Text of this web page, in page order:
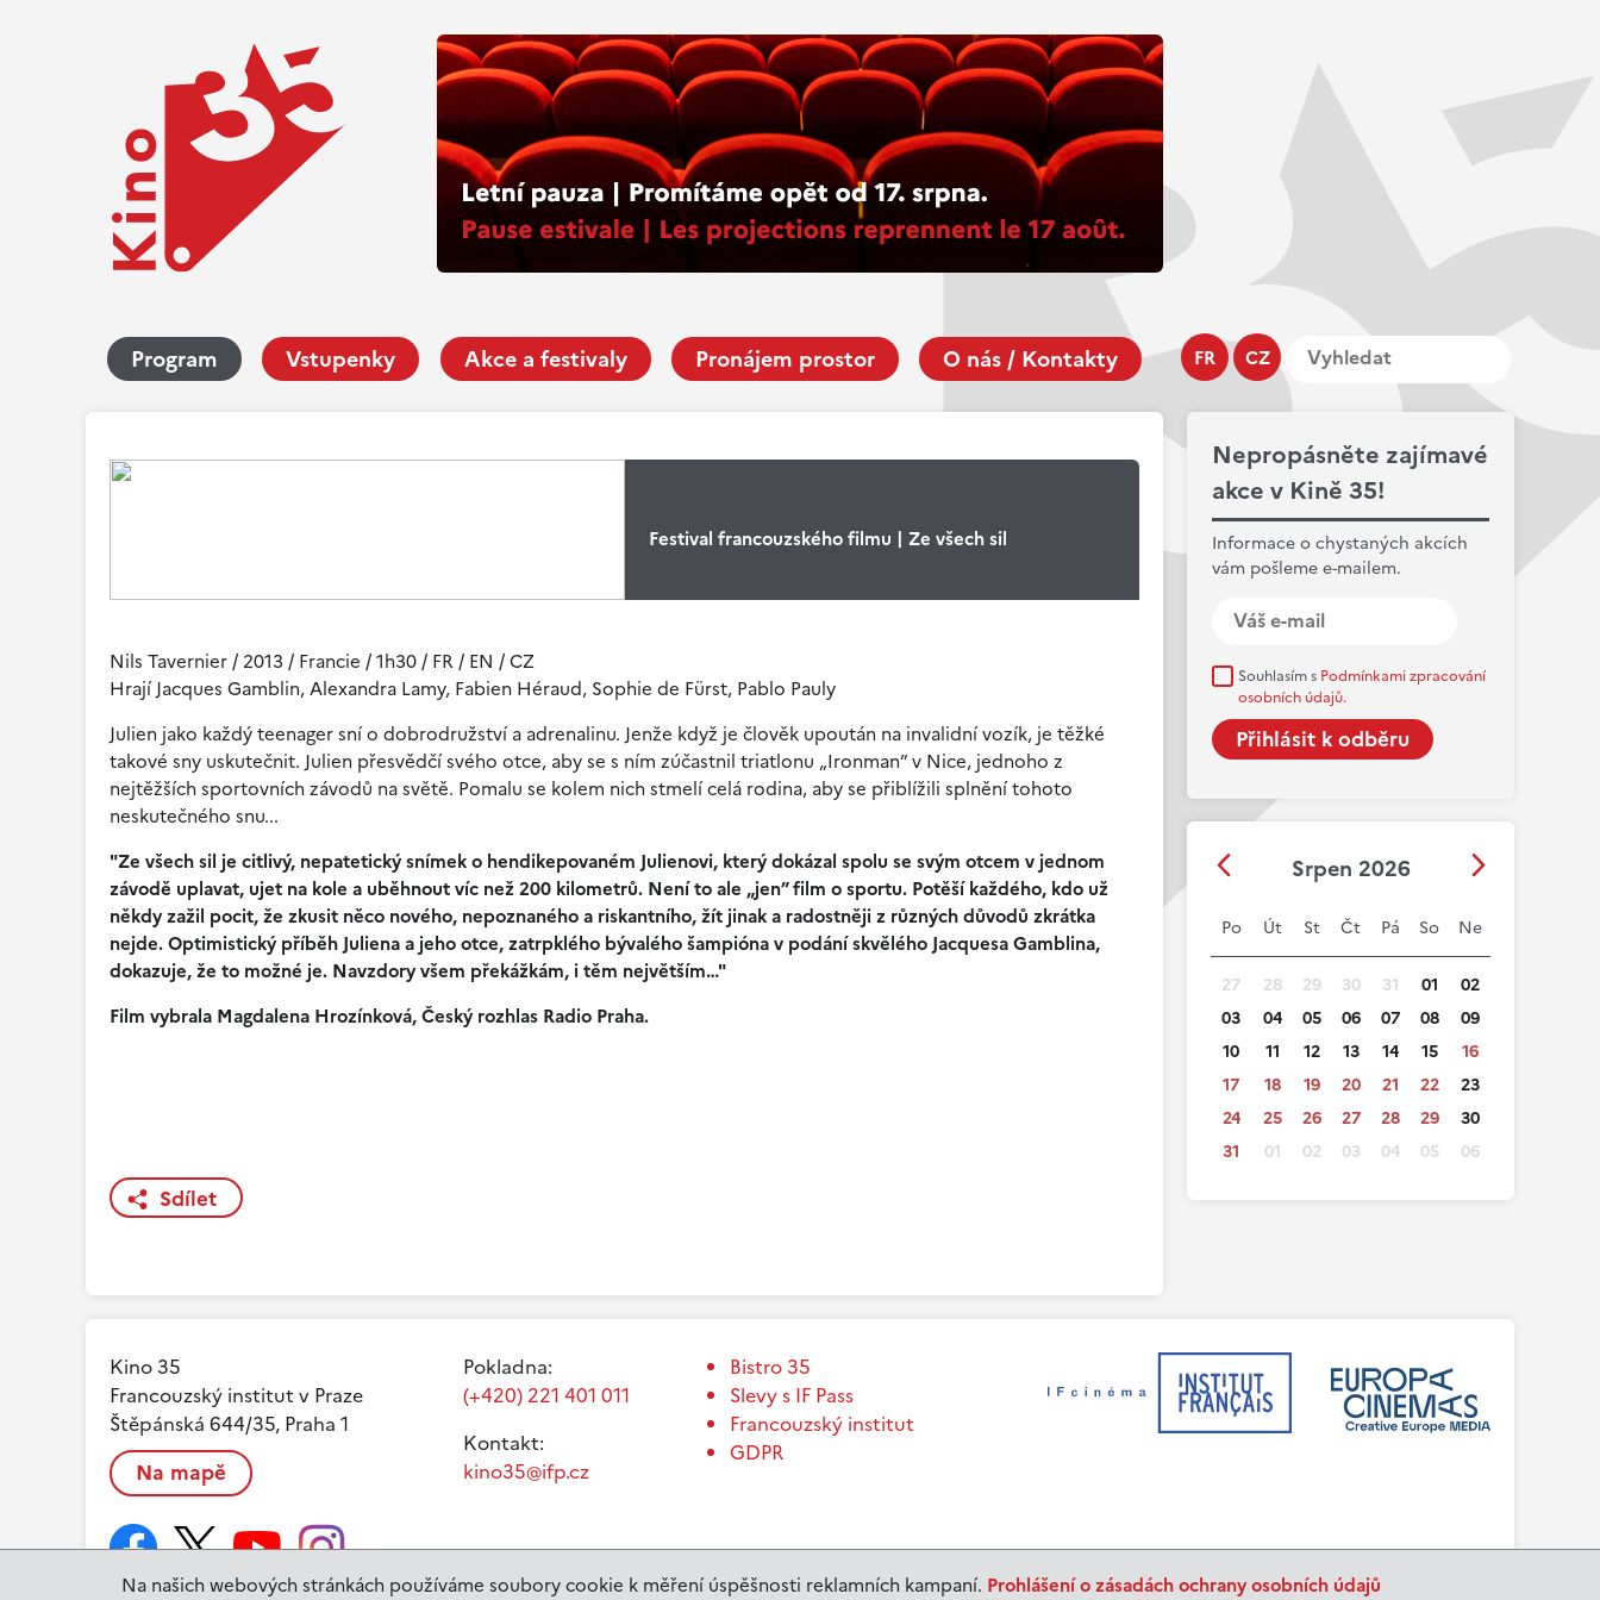
Na našich webových stránkách používáme soubory cookie k měření úspěšnosti reklamních kampaní. Prohlášení o zásadách ochrany osobních údajů
FR CZ
Program Vstupenky Akce a festivaly Pronájem prostor O nás / Kontakty
Nepropásněte zajímavé
akce v Kině 35!
Informace o chystaných akcích
vám pošleme e-mailem.
Souhlasím s Podmínkami zpracování
osobních údajů.
Srpen 2026
Po Út St Čt Pá So Ne
27 28 29 30 31 01
02
03
04 05 06 07 08
09
10
11 12 13 14 15
16
17
18 19 20 21 22
23
24
25 26 27 28 29
30
31
01 02 03 04 05 06
Festival francouzského filmu | Ze všech sil
Nils Tavernier / 2013 / Francie / 1h30 / FR / EN / CZ
Hrají Jacques Gamblin, Alexandra Lamy, Fabien Héraud, Sophie de Fürst, Pablo Pauly
Julien jako každý teenager sní o dobrodružství a adrenalinu. Jenže když je člověk upoután na invalidní vozík, je těžké
takové sny uskutečnit. Julien přesvědčí svého otce, aby se s ním zúčastnil triatlonu „Ironman” v Nice, jednoho z
nejtěžších sportovních závodů na světě. Pomalu se kolem nich stmelí celá rodina, aby se přiblížili splnění tohoto
neskutečného snu...
"Ze všech sil je citlivý, nepatetický snímek o hendikepovaném Julienovi, který dokázal spolu se svým otcem v jednom
závodě uplavat, ujet na kole a uběhnout víc než 200 kilometrů. Není to ale „jen” film o sportu. Potěší každého, kdo už
někdy zažil pocit, že zkusit něco nového, nepoznaného a riskantního, žít jinak a radostněji z různých důvodů zkrátka
nejde. Optimistický příběh Juliena a jeho otce, zatrpklého bývalého šampióna v podání skvělého Jacquesa Gamblina,
dokazuje, že to možné je. Navzdory všem překážkám, i těm největším…"
Film vybrala Magdalena Hrozínková, Český rozhlas Radio Praha.
Sdílet
Kino 35
Francouzský institut v Praze
Štěpánská 644/35, Praha 1
Na mapě
Pokladna:
(+420) 221 401 011
Kontakt:
kino35@ifp.cz
Bistro 35
Slevy s IF Pass
Francouzský institut
GDPR